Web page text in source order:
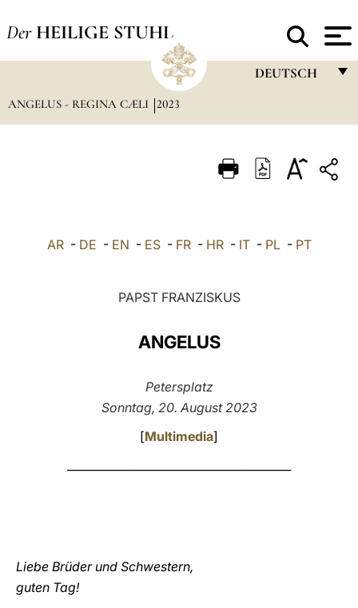
Der HEILIGE STUHL
DEUTSCH
ITALIANO
ANGELUS - REGINA CÆLI 2023
AR- DE - EN - ES- FR- HR- IT- PL- PT
PAPST FRANZISKUS
ANGELUS
Petersplatz
Sonntag, 20. August 2023
[Multimedia]
Liebe Brüder und Schwestern,
guten Tag!